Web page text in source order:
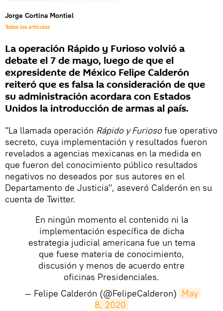
Jorge Cortina Montiel
Todos los artículos
La operación Rápido y Furioso volvió a
debate el 7 de mayo, luego de que el
expresidente de México Felipe Calderón
reiteró que es falsa la consideración de que
su administración acordara con Estados
Unidos la introducción de armas al país.
"La llamada operación Rápido y Furiosofue operativo
secreto, cuya implementación y resultados fueron
revelados a agencias mexicanas en la medida en
que fueron del conocimiento público resultados
negativos no deseados por sus autores en el
Departamento de Justicia", aseveró Calderón en su
cuenta de Twitter.
En ningún momento el contenido ni la
implementación específica de dicha
estrategia judicial americana fue un tema
que fuese materia de conocimiento,
discusión y menos de acuerdo entre
oficinas Presidenciales.
— Felipe Calderón (@FelipeCalderon) May
8, 2020